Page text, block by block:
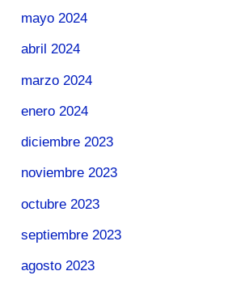
mayo 2024
abril 2024
marzo 2024
enero 2024
diciembre 2023
noviembre 2023
octubre 2023
septiembre 2023
agosto 2023